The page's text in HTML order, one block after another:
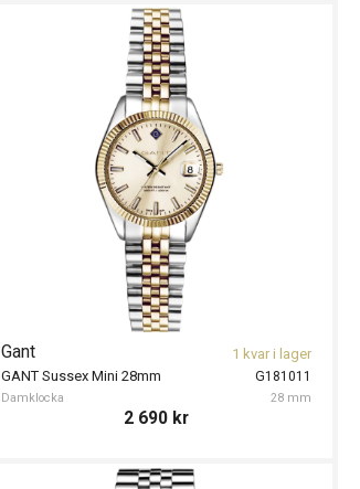
G181011
Gant
Damklocka 28 mm
GANT Sussex Mini 28mm
1 kvar i lager
2 690 kr